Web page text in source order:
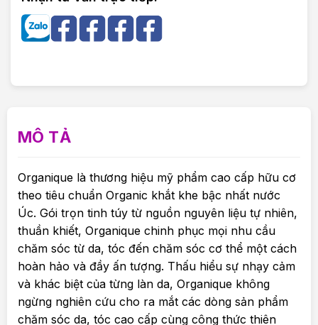
MÔ TẢ
Organique là thương hiệu mỹ phẩm cao cấp hữu cơ
theo tiêu chuẩn Organic khắt khe bậc nhất nước
Úc. Gói trọn tinh túy từ nguồn nguyên liệu tự nhiên,
thuần khiết, Organique chinh phục mọi nhu cầu
chăm sóc từ da, tóc đến chăm sóc cơ thể một cách
hoàn hảo và đầy ấn tượng. Thấu hiểu sự nhạy cảm
và khác biệt của từng làn da, Organique không
ngừng nghiên cứu cho ra mắt các dòng sản phẩm
chăm sóc da, tóc cao cấp cùng công thức thiên